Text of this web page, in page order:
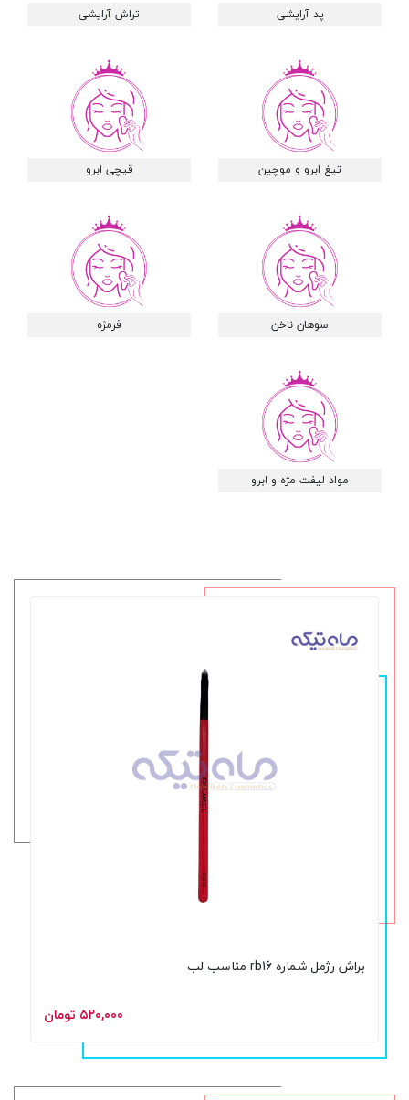
پد آرایشی تراش آرایشی
تیغ ابرو و موچین قیچی ابرو
سوهان ناخن فرمژه
مواد لیفت مژه و ابرو
براش رژمل شماره rb16 مناسب لب
۵۲۰,۰۰۰ تومان